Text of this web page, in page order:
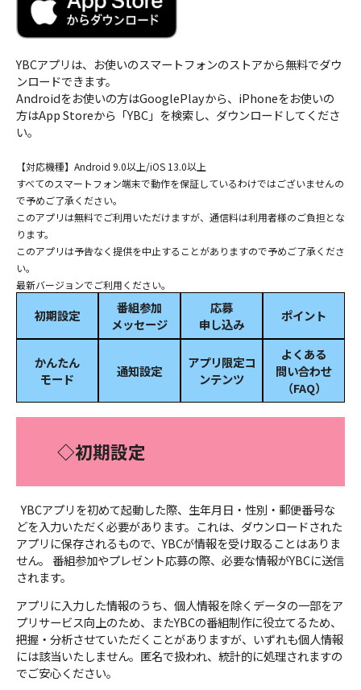
YBCアプリは、お使いのスマートフォンのストアから無料でダウ
ンロードできます。
Androidをお使いの方はGooglePlayから、iPhoneをお使いの
方はApp Storeから「YBC」を検索し、ダウンロードしてくださ
い。
【対応機種】Android 9.0以上/iOS 13.0以上
すべてのスマートフォン端末で動作を保証しているわけではございませんの
で予めご了承ください。
このアプリは無料でご利用いただけますが、通信料は利用者様のご負担とな
ります。
このアプリは予告なく提供を中止することがありますので予めご了承くださ
い。
最新バージョンでご利用ください。
初期設定
番組参加
メッセージ
応募
申し込み
ポイント
かんたん
モード
通知設定
アプリ限定コ
ンテンツ
よくある
問い合わせ
（FAQ）
◇初期設定
YBCアプリを初めて起動した際、生年月日・性別・郵便番号な
どを入力いただく必要があります。これは、ダウンロードされた
アプリに保存されるもので、YBCが情報を受け取ることはありま
せん。 番組参加やプレゼント応募の際、必要な情報がYBCに送信
されます。
アプリに入力した情報のうち、個人情報を除くデータの一部をア
プリサービス向上のため、またYBCの番組制作に役立てるため、
把握・分析させていただくことがありますが、いずれも個人情報
には該当いたしません。匿名で扱われ、統計的に処理されますの
でご安心ください。